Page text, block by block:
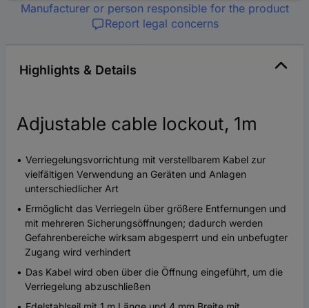
Manufacturer or person responsible for the product
Report legal concerns
Highlights & Details
Adjustable cable lockout, 1m
Verriegelungsvorrichtung mit verstellbarem Kabel zur
vielfältigen Verwendung an Geräten und Anlagen
unterschiedlicher Art
Ermöglicht das Verriegeln über größere Entfernungen und
mit mehreren Sicherungsöffnungen; dadurch werden
Gefahrenbereiche wirksam abgesperrt und ein unbefugter
Zugang wird verhindert
Das Kabel wird oben über die Öffnung eingeführt, um die
Verriegelung abzuschließen